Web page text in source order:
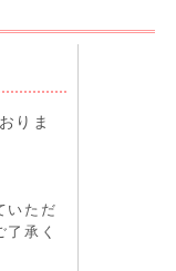
りま
いただ
承く